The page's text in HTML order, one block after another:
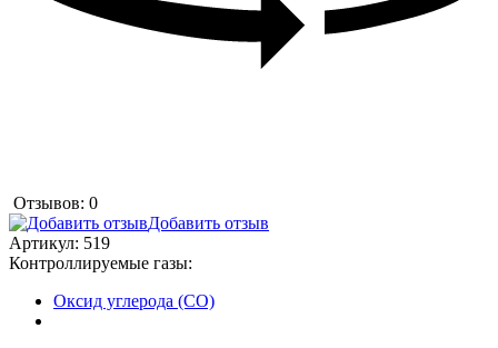
Отзывов: 0
Добавить отзыв
Артикул: 519
Контроллируемые газы:
Оксид углерода (CO)